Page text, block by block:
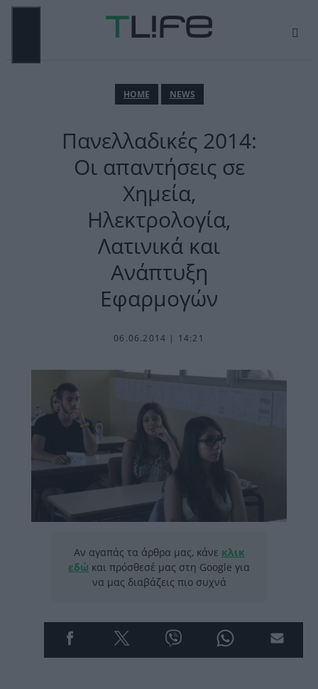
Μετάβαση
ΗΟΜΕ NEWS
Πανελλαδικές 2014:
Οι απαντήσεις σε
Χημεία,
Ηλεκτρολογία,
Λατινικά και
Ανάπτυξη
Εφαρμογών
06.06.2014 | 14:21
Αν αγαπάς τα άρθρα μας, κάνε κλικ
εδώ και πρόσθεσέ μας στη Google για
να μας διαβάζεις πιο συχνά